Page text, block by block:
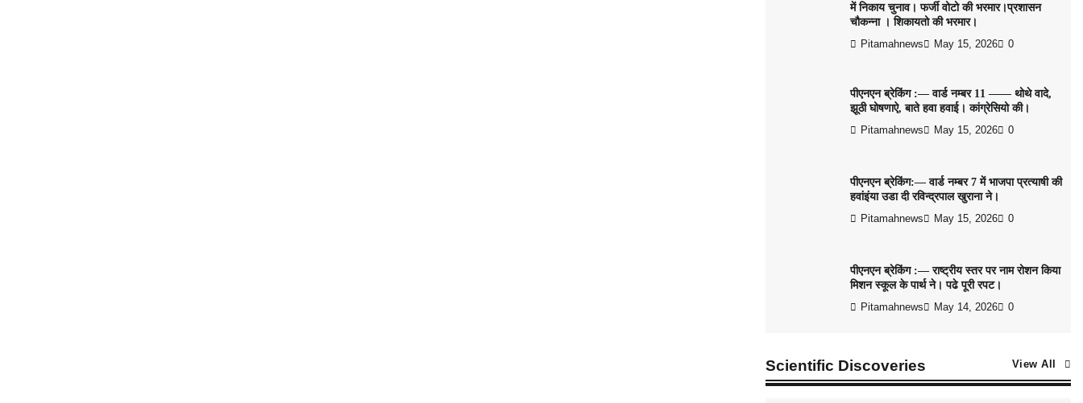
में निकाय चुनाव। फर्जी वोटो की भरमार।प्रशासन
चौकन्ना । शिकायतो की भरमार।
Pitamahnews May 15, 2026 0
पीएनएन ब्रेकिंग :— वार्ड नम्बर 11 —— थोथे वादे,
झूठी घोषणाऐ, बाते हवा हवाई। कांग्रेसियो की।
Pitamahnews May 15, 2026 0
पीएनएन ब्रेकिंग:— वार्ड नम्बर 7 में भाजपा प्रत्याषी की
हवांइंया उडा दी रविन्द्रपाल खुराना ने।
Pitamahnews May 15, 2026 0
पीएनएन ब्रेकिंग :— राष्ट्रीय स्तर पर नाम रोशन किया
मिशन स्कूल के पार्थ ने। पढे पूरी रपट।
Pitamahnews May 14, 2026 0
Scientific Discoveries View All